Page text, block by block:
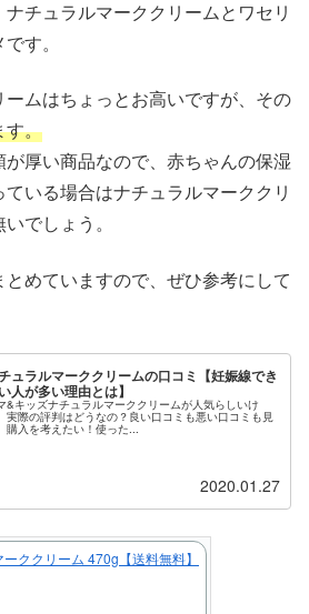
チュラルマーククリームとワセリ
す。
ムはちょっとお高いですが、その
す。
厚い商品なので、赤ちゃんの保湿
いる場合はナチュラルマーククリ
でしょう。
めていますので、ぜひ参考にして
ュラルマーククリームの口コミ【妊娠線でき
人が多い理由とは】
&キッズナチュラルマーククリームが人気らしいけ
実際の評判はどうなの？良い口コミも悪い口コミも見
購入を考えたい！使った...
2020.01.27
ククリーム 470g【送料無料】